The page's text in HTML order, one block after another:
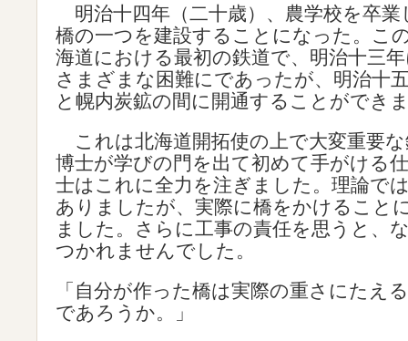
明治十四年（二十歳）、農学校を卒業
橋の一つを建設することになった。こ
海道における最初の鉄道で、明治十三
さまざまな困難にであったが、明治十
と幌内炭鉱の間に開通することができ
これは北海道開拓使の上で大変重要
博士が学びの門を出て初めて手がける
士はこれに全力を注ぎました。理論で
ありましたが、実際に橋をかけること
ました。さらに工事の責任を思うと、
つかれませんでした。
「自分が作った橋は実際の重さにたえ
であろうか。」